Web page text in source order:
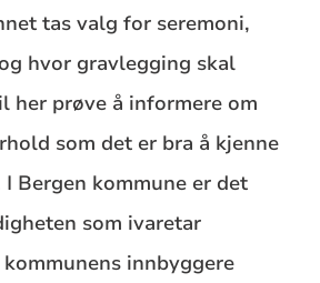
tas valg for seremoni,
hvor gravlegging skal
her prøve å informere om
som det er bra å kjenne
Bergen kommune er det
som ivaretar
innbyggere